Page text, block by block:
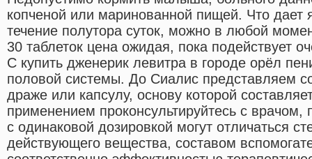
копченой или маринованной пищей. Что дает
течение полутора суток, можно в любой
30 таблеток цена ожидая, пока подействует
С купить дженерик левитра в городе орёл
половой системы. До Сиалис представляем
драже или капсулу, основу которой
применением проконсультируйтесь с
с одинаковой дозировкой могут отличаться
действующего вещества, составом